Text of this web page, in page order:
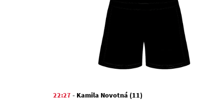
22:27 - Kamila Novotná (11)